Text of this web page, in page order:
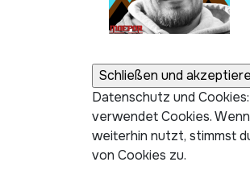
Datenschutz und
verwendet Cookies.
weiterhin nutzt, stimmst
von Cookies zu.